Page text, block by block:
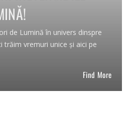
de Lumină în univers dinspre
trăim vremuri unice și aici pe
Find More